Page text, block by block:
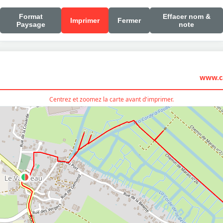
Format
Paysage
Imprimer Fermer
Effacer nom &
note
Centrez et zoomez la carte avant d'imprimer.